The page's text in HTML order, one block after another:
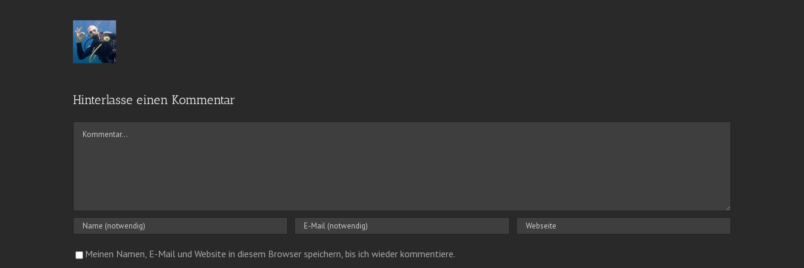
Hinterlasse einen Kommentar
Kommentar
Meinen Namen, E-Mail und Website in diesem Browser speichern, bis ich wieder kommentiere.